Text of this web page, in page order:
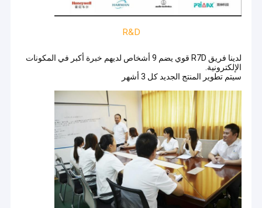
R&D
لدينا فريق R7D قوي يضم 9 أشخاص لديهم خبرة أكبر في المكونات
الإلكترونية.
سيتم تطوير المنتج الجديد كل 3 أشهر